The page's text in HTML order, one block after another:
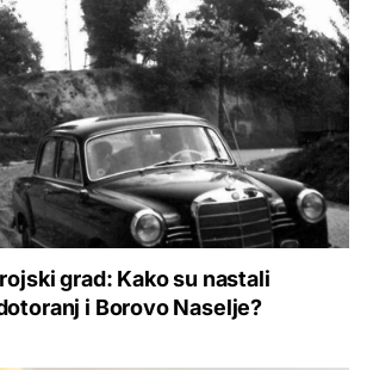
grad: Kako su nastali
i Borovo Naselje?